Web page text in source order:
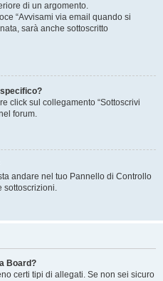
di un argomento.
“Avvisami via email quando si
sarà anche sottoscritto
click sul collegamento “Sottoscrivi
forum.
andare nel tuo Pannello di Controllo
sottoscrizioni.
Board?
certi tipi di allegati. Se non sei sicuro